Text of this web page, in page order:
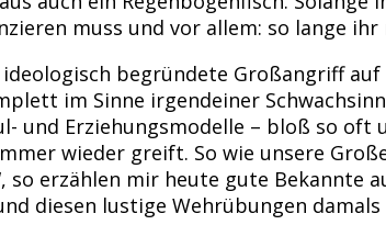
muss und vor allem: so lange
begründete Großangriff
im Sinne irgendeiner
und Erziehungsmodelle – bloß so
wieder greift. So wie unsere
so erzählen mir heute gute
diesen lustige Wehrübungen